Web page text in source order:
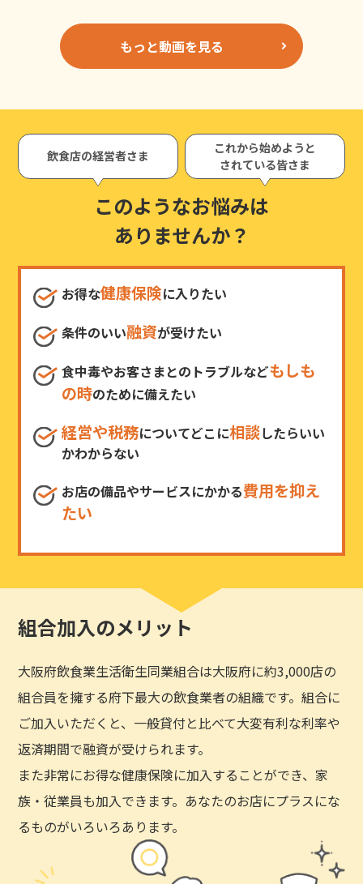
もっと動画を見る
飲食店の経営者さま
これから始めようと
されている皆さま
このようなお悩みは
ありませんか？
お得な健康保険に入りたい
条件のいい融資が受けたい
食中毒やお客さまとのトラブルなどもしも
の時のために備えたい
経営や税務についてどこに相談したらいい
かわからない
お店の備品やサービスにかかる費用を抑え
たい
組合加入のメリット
大阪府飲食業生活衛生同業組合は大阪府に約3,000店の
組合員を擁する府下最大の飲食業者の組織です。組合に
ご加入いただくと、一般貸付と比べて大変有利な利率や
返済期間で融資が受けられます。
また非常にお得な健康保険に加入することができ、家
族・従業員も加入できます。あなたのお店にプラスにな
るものがいろいろあります。